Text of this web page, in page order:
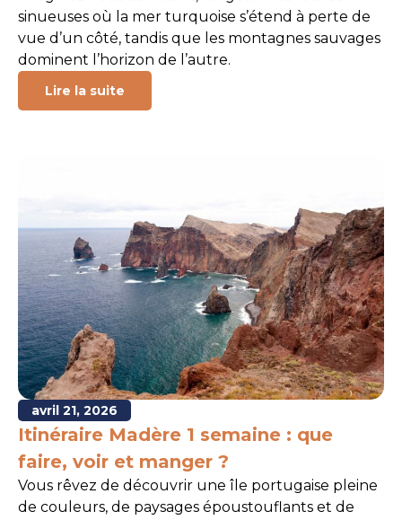
sinueuses où la mer turquoise s’étend à perte de
vue d’un côté, tandis que les montagnes sauvages
dominent l’horizon de l’autre.
Lire la suite
avril 21, 2026
Itinéraire Madère 1 semaine : que
faire, voir et manger ?
Vous rêvez de découvrir une île portugaise pleine
de couleurs, de paysages époustouflants et de